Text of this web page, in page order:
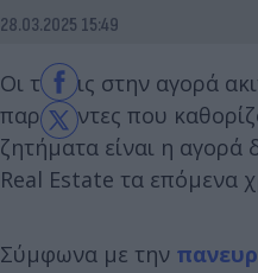
28.03.2025 15:49
Οι τάσεις στην αγορά
παράγοντες που
ζητήματα είναι η αγορά
Real Estate τα επόμενα
Σύμφωνα με την